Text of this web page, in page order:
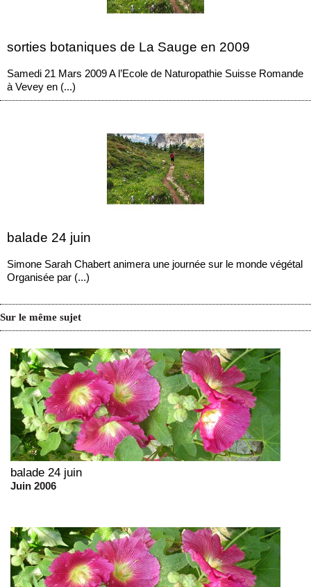
sorties botaniques de La Sauge en 2009
Samedi 21 Mars 2009 A l’Ecole de Naturopathie Suisse Romande
à Vevey en (...)
balade 24 juin
Simone Sarah Chabert animera une journée sur le monde végétal
Organisée par (...)
Sur le même sujet
balade 24 juin
Juin 2006